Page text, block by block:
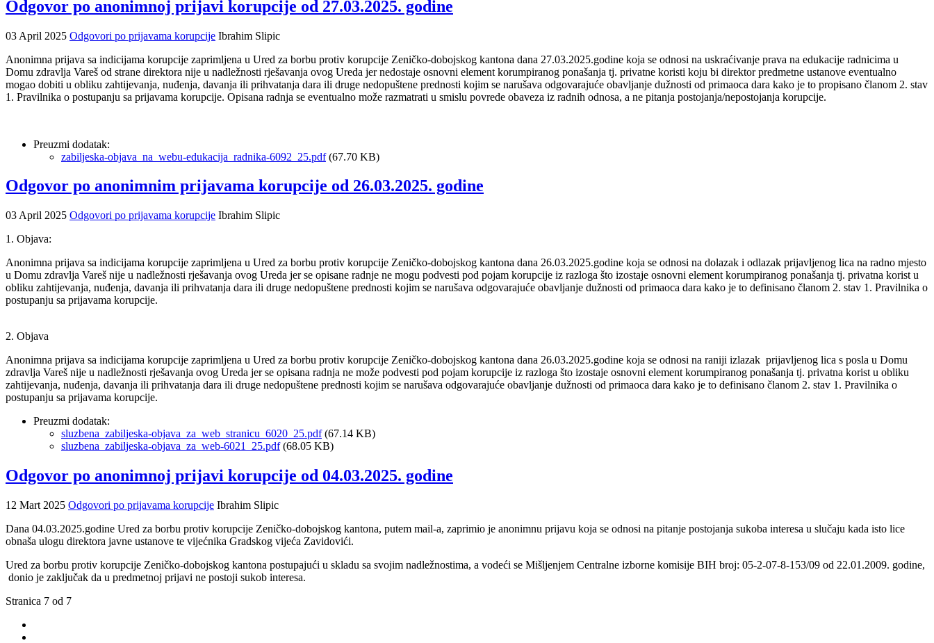
Odgovor po anonimnoj prijavi korupcije od 27.03.2025. godine
03 April 2025 Odgovori po prijavama korupcije Ibrahim Slipic
Anonimna prijava sa indicijama korupcije zaprimljena u Ured za borbu protiv korupcije Zeničko-dobojskog kantona dana 27.03.2025.godine koja se odnosi na uskraćivanje prava na edukacije radnicima u
Domu zdravlja Vareš od strane direktora nije u nadležnosti rješavanja ovog Ureda jer nedostaje osnovni element korumpiranog ponašanja tj. privatne koristi koju bi direktor predmetne ustanove eventualno
mogao dobiti u obliku zahtijevanja, nuđenja, davanja ili prihvatanja dara ili druge nedopuštene prednosti kojim se narušava odgovarajuće obavljanje dužnosti od primaoca dara kako je to propisano članom 2. stav
1. Pravilnika o postupanju sa prijavama korupcije. Opisana radnja se eventualno može razmatrati u smislu povrede obaveza iz radnih odnosa, a ne pitanja postojanja/nepostojanja korupcije.
Preuzmi dodatak:
zabiljeska-objava_na_webu-edukacija_radnika-6092_25.pdf(67.70 KB)
Odgovor po anonimnim prijavama korupcije od 26.03.2025. godine
03 April 2025 Odgovori po prijavama korupcije Ibrahim Slipic
1. Objava:
Anonimna prijava sa indicijama korupcije zaprimljena u Ured za borbu protiv korupcije Zeničko-dobojskog kantona dana 26.03.2025.godine koja se odnosi na dolazak i odlazak prijavljenog lica na radno mjesto
u Domu zdravlja Vareš nije u nadležnosti rješavanja ovog Ureda jer se opisane radnje ne mogu podvesti pod pojam korupcije iz razloga što izostaje osnovni element korumpiranog ponašanja tj. privatna korist u
obliku zahtijevanja, nuđenja, davanja ili prihvatanja dara ili druge nedopuštene prednosti kojim se narušava odgovarajuće obavljanje dužnosti od primaoca dara kako je to definisano članom 2. stav 1. Pravilnika o
postupanju sa prijavama korupcije.
2. Objava
Anonimna prijava sa indicijama korupcije zaprimljena u Ured za borbu protiv korupcije Zeničko-dobojskog kantona dana 26.03.2025.godine koja se odnosi na raniji izlazak prijavljenog lica s posla u Domu
zdravlja Vareš nije u nadležnosti rješavanja ovog Ureda jer se opisana radnja ne može podvesti pod pojam korupcije iz razloga što izostaje osnovni element korumpiranog ponašanja tj. privatna korist u obliku
zahtijevanja, nuđenja, davanja ili prihvatanja dara ili druge nedopuštene prednosti kojim se narušava odgovarajuće obavljanje dužnosti od primaoca dara kako je to definisano članom 2. stav 1. Pravilnika o
postupanju sa prijavama korupcije.
Preuzmi dodatak:
sluzbena_zabiljeska-objava_za_web_stranicu_6020_25.pdf(67.14 KB)
sluzbena_zabiljeska-objava_za_web-6021_25.pdf(68.05 KB)
Odgovor po anonimnoj prijavi korupcije od 04.03.2025. godine
12 Mart 2025 Odgovori po prijavama korupcije Ibrahim Slipic
Dana 04.03.2025.godine Ured za borbu protiv korupcije Zeničko-dobojskog kantona, putem mail-a, zaprimio je anonimnu prijavu koja se odnosi na pitanje postojanja sukoba interesa u slučaju kada isto lice
obnaša ulogu direktora javne ustanove te vijećnika Gradskog vijeća Zavidovići.
Ured za borbu protiv korupcije Zeničko-dobojskog kantona postupajući u skladu sa svojim nadležnostima, a vodeći se Mišljenjem Centralne izborne komisije BIH broj: 05-2-07-8-153/09 od 22.01.2009. godine,
donio je zaključak da u predmetnoj prijavi ne postoji sukob interesa.
Stranica 7 od 7